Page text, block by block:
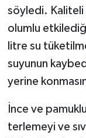
söyledi. Kaliteli
olumlu
litre su
suyunun
yerine
İnce ve
terlemeyi ve